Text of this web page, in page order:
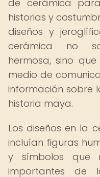
de cerámica
historias y
diseños y
cerámica no
hermosa, sino
medio de
información sobre
historia maya.
Los diseños en la
incluían figuras
y símbolos que
importantes de